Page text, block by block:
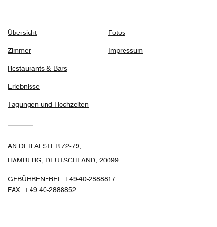
Übersicht
Zimmer
Restaurants & Bars
Erlebnisse
Tagungen und Hochzeiten
Fotos
Impressum
AN DER ALSTER 72‑79,
HAMBURG, DEUTSCHLAND, 20099
GEBÜHRENFREI: +49-40-2888817
FAX: +49 40-2888852